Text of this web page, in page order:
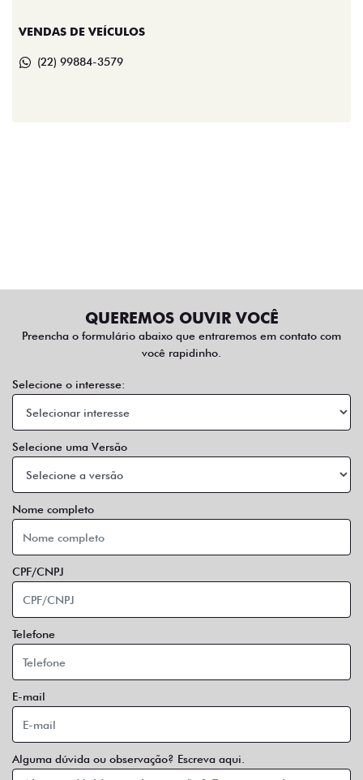
VENDAS DE VEÍCULOS
(22) 99884-3579
QUEREMOS OUVIR VOCÊ
Preencha o formulário abaixo que entraremos em contato com
você rapidinho.
Selecione o interesse:
Selecione uma Versão
Nome completo
CPF/CNPJ
Telefone
E-mail
Alguma dúvida ou observação? Escreva aqui.